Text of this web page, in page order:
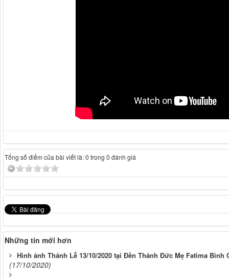
Tổng số điểm của bài viết là: 0 trong 0 đánh giá
Những tin mới hơn
Hình ảnh Thánh Lễ 13/10/2020 tại Đền Thánh Đức Mẹ Fatima
(17/10/2020)